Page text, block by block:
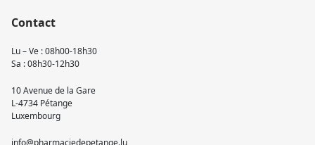
Contact
Lu – Ve : 08h00-18h30
Sa : 08h30-12h30
10 Avenue de la Gare
L-4734 Pétange
Luxembourg
info@pharmaciedepetange.lu